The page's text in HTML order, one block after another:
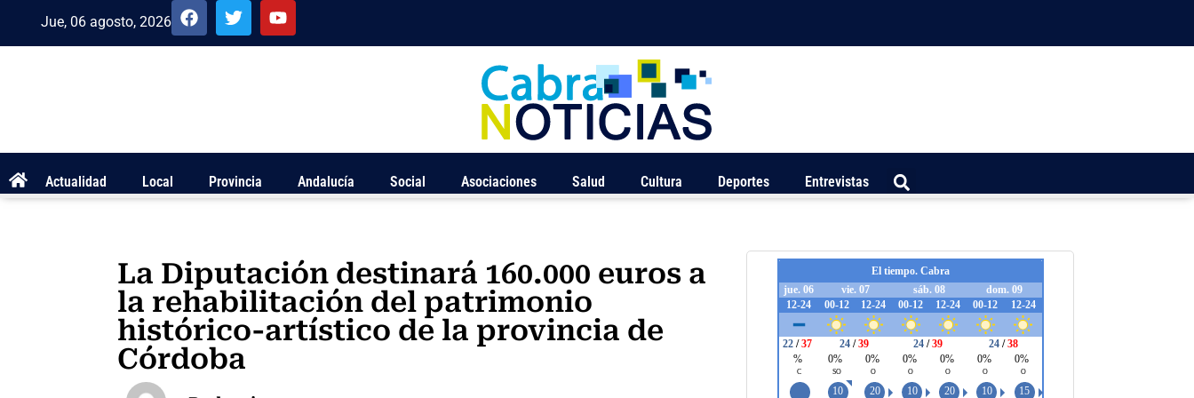
Jue, 06 agosto, 2026
Actualidad Local Provincia Andalucía Social Asociaciones Salud Cultura Deportes Entrevistas
La Diputación destinará 160.000 euros a
la rehabilitación del patrimonio
histórico-artístico de la provincia de
Córdoba